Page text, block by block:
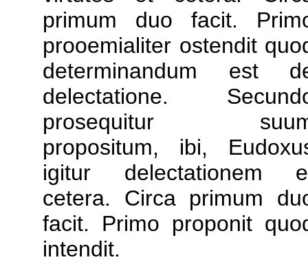
primum duo facit.
prooemialiter ostendit
determinandum est
delectatione.
prosequitur
propositum, ibi,
igitur delectationem
cetera. Circa primum
facit. Primo proponit
intendit.